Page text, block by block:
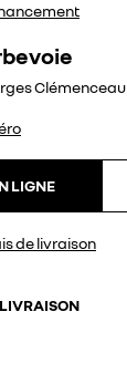
Clémenceau
LIGNE
de livraison
LIVRAISON